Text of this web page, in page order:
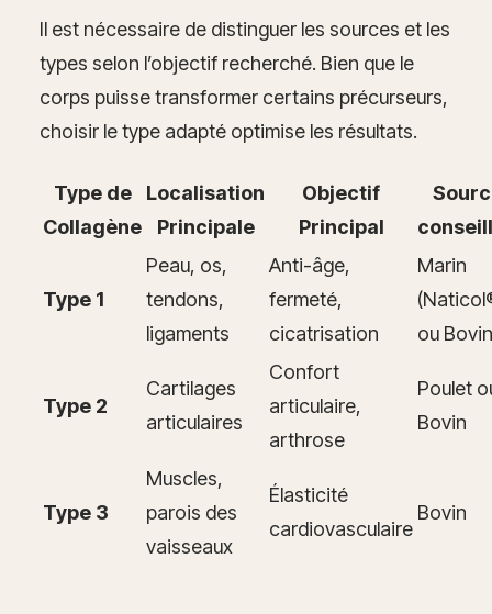
Il est nécessaire de distinguer les sources et les
types selon l’objectif recherché. Bien que le
corps puisse transformer certains précurseurs,
choisir le type adapté optimise les résultats.
Type de
Collagène
Localisation
Principale
Objectif
Principal
Type 1
Peau, os,
tendons,
ligaments
Anti-âge,
fermeté,
cicatrisation
Marin
ou Bovin
Type 2
Cartilages
articulaires
Confort
articulaire,
arthrose
Poulet
Bovin
Type 3
Muscles,
parois des
vaisseaux
Élasticité
cardiovasculaire
Bovin